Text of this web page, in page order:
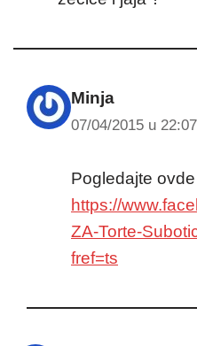
Minja
07/04/2015 u 22:07
Pogledajte ovde
https://
ZA-Torte-
fref=ts